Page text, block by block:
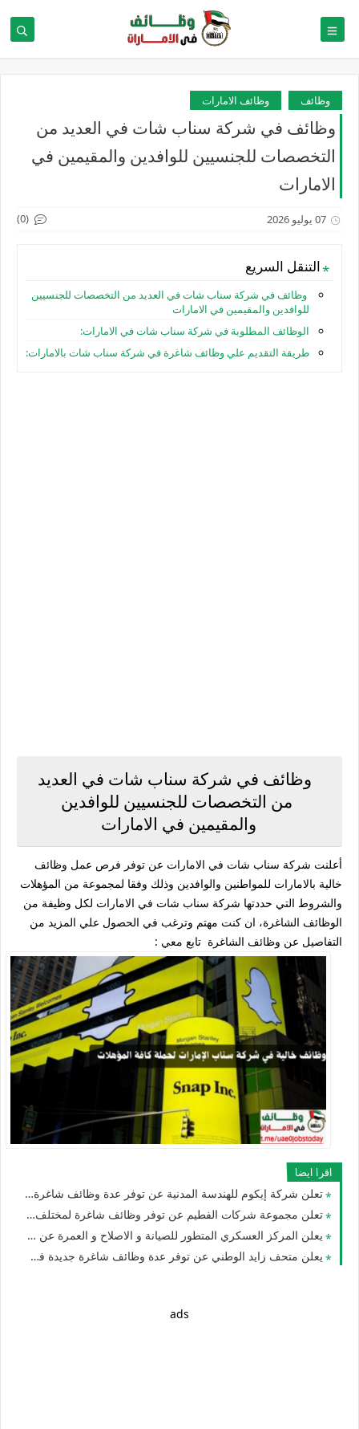
وظائف وظائف الامارات
وظائف في شركة سناب شات في العديد من
التخصصات للجنسيين للوافدين والمقيمين في
الامارات
07 يوليو 2026 (0)
التنقل السريع
وظائف في شركة سناب شات في العديد من التخصصات للجنسيين
للوافدين والمقيمين في الامارات
الوظائف المطلوبة في شركة سناب شات في الامارات:
طريقة التقديم علي وظائف شاغرة في شركة سناب شات بالامارات:
وظائف في شركة سناب شات في العديد
من التخصصات للجنسيين للوافدين
والمقيمين في الامارات
أعلنت شركة سناب شات في الامارات عن توفر فرص عمل وظائف
خالية بالامارات للمواطنين والوافدين وذلك وفقا لمجموعة من المؤهلات
والشروط التي حددتها شركة سناب شات في الامارات لكل وظيفة من
الوظائف الشاغرة، ان كنت مهتم وترغب في الحصول علي المزيد من
التفاصيل عن وظائف الشاغرة تابع معي :
اقرا ايضا
تعلن شركة إيكوم للهندسة المدنية عن توفر عدة وظائف شاغرة جديدة في مختلف التخصصات في الامارات لعام 2026
تعلن مجموعة شركات الفطيم عن توفر وظائف شاغرة لمختلف التخصصات بدبي وابوظبي لجميع الجنسيات
يعلن المركز العسكري المتطور للصيانة و الاصلاح و العمرة عن توفر عدة وظائف شاغرة جديدة للجنسيين في الامارات
يعلن متحف زايد الوطني عن توفر عدة وظائف شاغرة جديدة في مختلف التخصصات للوافدين والمقيمين في الامارات
ads